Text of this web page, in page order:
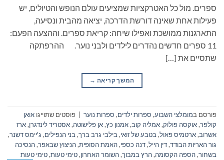
ספרים. מול כל האטרקציות שמציעים עולם הנופש והטיולים, יש
פעילות אחת שאינה דורשת הדרכה, יציאה מהבית ונסיעה,
התארגנות ממושכת ואפילו שיחה: קריאת ספרים. וההצעה הפעם:
11 ספרים חדשים נהדרים לילדים ולבני נוער. ההרפתקה
שתסיים את […]
המשך קריאה →
פורסם במומלצי השבוע, ספרות ילדים, ספרות נוער פוסטים שתוייגו אואן
קולפר,אוקסה פולוק,אמליה קוב,אמנון כץ,אן פלישוטה,אסטריד לינדגרן,ארז
אשרוב,ארטמיס פאול,בטבע של זואי,בילבי גרב ברך,בני הנפילים, ג'יימס דשנר,
גור האריות הבודד,דין הייל,דנה כספי,האמת הסופית,הניצוץ שבאפר,הנסיכה
בשחור,הספה הקסומה,הרץ במבוך,השומר האחרון,טימי טעות,טימי טעות